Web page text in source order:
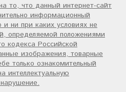
то, что данный интернет-сайт
информационный
и ни при каких условиях не
определяемой положениями
кодекса Российской
изображения, товарные
только ознакомительный
интеллектуальную